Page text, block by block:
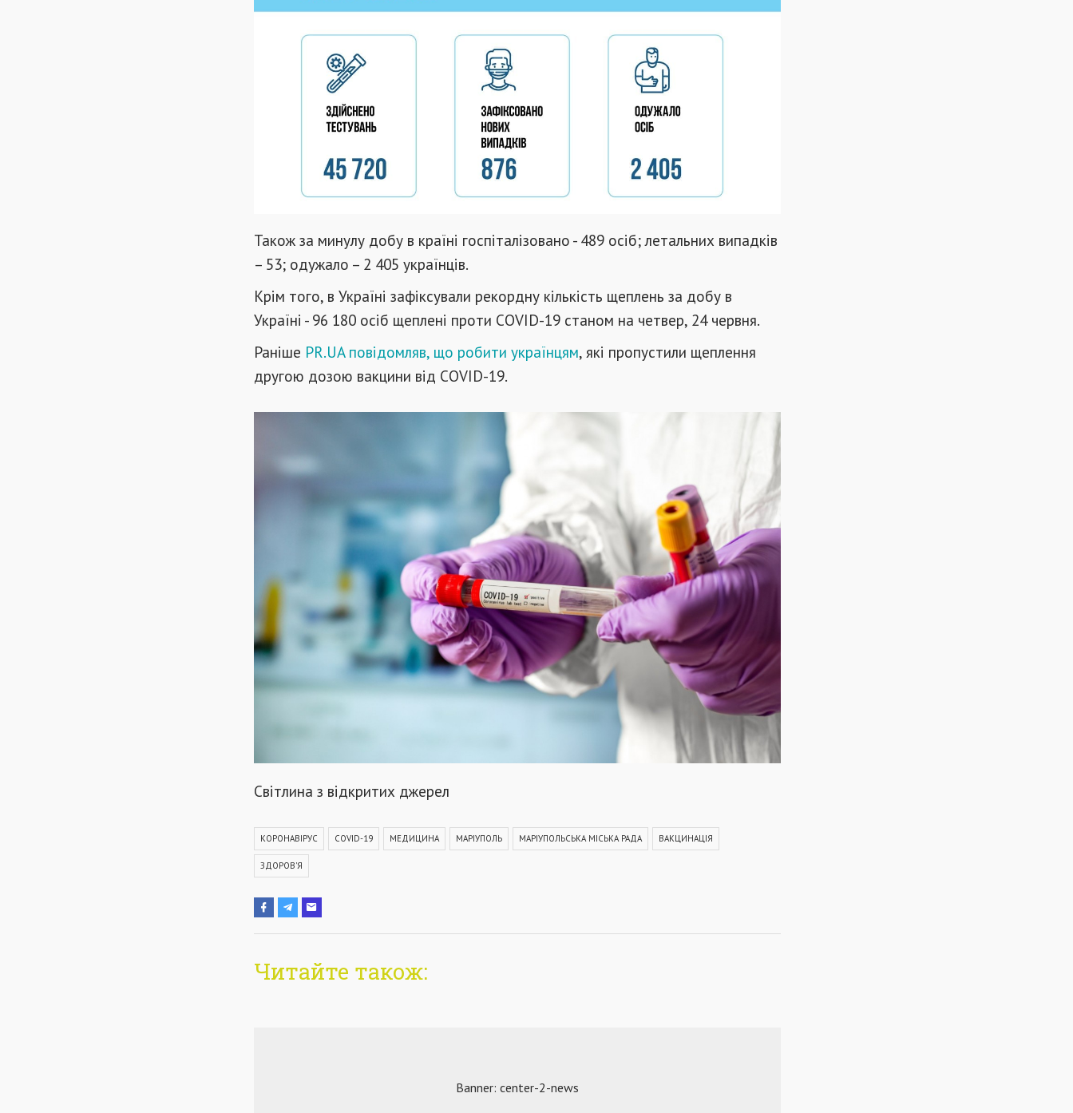
Також за минулу добу в країні госпіталізовано - 489 осіб; летальних випадків
– 53; одужало – 2 405 українців.
Крім того, в Україні зафіксували рекордну кількість щеплень за добу в
Україні - 96 180 осіб щеплені проти COVID-19 станом на четвер, 24 червня.
Раніше PR.UA повідомляв, що робити українцям, які пропустили щеплення
другою дозою вакцини від COVID-19.
Світлина з відкритих джерел
КОРОНАВІРУС COVID-19 МЕДИЦИНА МАРІУПОЛЬ МАРІУПОЛЬСЬКА МІСЬКА РАДА ВАКЦИНАЦІЯ
ЗДОРОВ'Я
Читайте також: